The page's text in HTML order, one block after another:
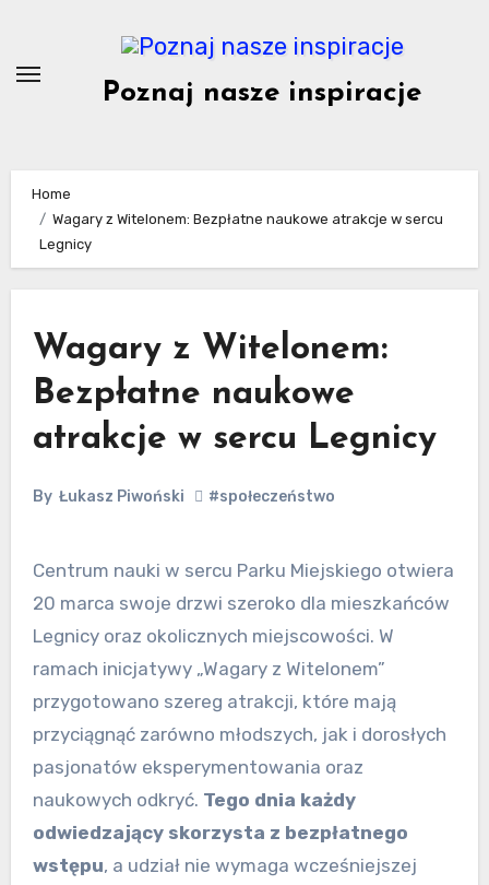
content
Poznaj nasze inspiracje
Home
Wagary z Witelonem: Bezpłatne naukowe atrakcje w sercu
Legnicy
Wagary z Witelonem:
Bezpłatne naukowe
atrakcje w sercu Legnicy
By Łukasz Piwoński #społeczeństwo
Centrum nauki w sercu Parku Miejskiego otwiera
20 marca swoje drzwi szeroko dla mieszkańców
Legnicy oraz okolicznych miejscowości. W
ramach inicjatywy „Wagary z Witelonem”
przygotowano szereg atrakcji, które mają
przyciągnąć zarówno młodszych, jak i dorosłych
pasjonatów eksperymentowania oraz
naukowych odkryć. Tego dnia każdy
odwiedzający skorzysta z bezpłatnego
wstępu, a udział nie wymaga wcześniejszej